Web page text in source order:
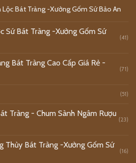
Lộc Bát Tràng -Xưởng Gốm Sứ Bảo An
Sứ Bát Tràng -Xưởng Gốm Sứ
(41)
Bát Tràng Cao Cấp Giá Rẻ -
(71)
(51)
Tràng - Chum Sành Ngâm Rượu
(23)
Thủy Bát Tràng -Xưởng Gốm Sứ
(16)